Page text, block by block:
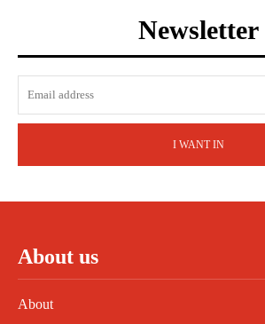
Newsletter
I WANT IN
About us
About